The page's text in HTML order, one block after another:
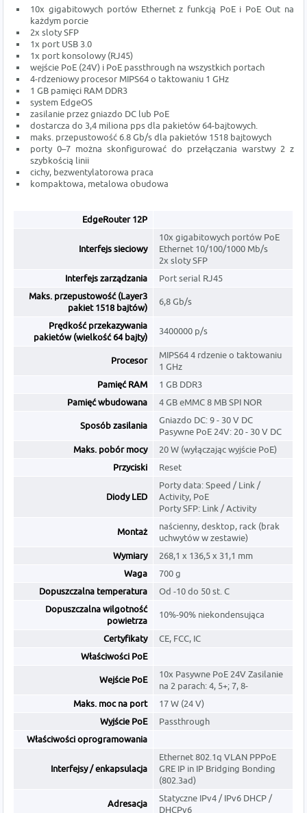
10x gigabitowych portów Ethernet z funkcją PoE i PoE Out na
każdym porcie
2x sloty SFP
1x port USB 3.0
1x port konsolowy (RJ45)
wejście PoE (24V) i PoE passthrough na wszystkich portach
4-rdzeniowy procesor MIPS64 o taktowaniu 1 GHz
1 GB pamięci RAM DDR3
system EdgeOS
zasilanie przez gniazdo DC lub PoE
dostarcza do 3,4 miliona pps dla pakietów 64-bajtowych.
maks. przepustowość 6.8 Gb/s dla pakietów 1518 bajtowych
porty 0–7 można skonfigurować do przełączania warstwy 2 z
szybkością linii
cichy, bezwentylatorowa praca
kompaktowa, metalowa obudowa
EdgeRouter 12P
Interfejs sieciowy
10x gigabitowych portów PoE
Ethernet 10/100/1000 Mb/s
2x sloty SFP
Interfejs zarządzania
Port serial RJ45
Maks. przepustowość (Layer3
pakiet 1518 bajtów)
6,8 Gb/s
Prędkość przekazywania
pakietów (wielkość 64 bajty)
3400000 p/s
Procesor
MIPS64 4 rdzenie o taktowaniu
1 GHz
Pamięć RAM
1 GB DDR3
Pamięć wbudowana
4 GB eMMC 8 MB SPI NOR
Sposób zasilania
Gniazdo DC: 9 - 30 V DC
Pasywne PoE 24V: 20 - 30 V DC
Maks. pobór mocy
20 W (wyłączając wyjście PoE)
Przyciski
Reset
Diody LED
Porty data: Speed / Link /
Activity, PoE
Porty SFP: Link / Activity
Montaż
naścienny, desktop, rack (brak
uchwytów w zestawie)
Wymiary
268,1 x 136,5 x 31,1 mm
Waga
700 g
Dopuszczalna temperatura
Od -10 do 50 st. C
Dopuszczalna wilgotność
powietrza
10%-90% niekondensująca
Certyfikaty
CE, FCC, IC
Właściwości PoE
Wejście PoE
10x Pasywne PoE 24V Zasilanie
na 2 parach: 4, 5+; 7, 8-
Maks. moc na port
17 W (24 V)
Wyjście PoE
Passthrough
Właściwości oprogramowania
Interfejsy / enkapsulacja
Ethernet 802.1q VLAN PPPoE
GRE IP in IP Bridging Bonding
(802.3ad)
Adresacja
Statyczne IPv4 / IPv6 DHCP /
DHCPv6